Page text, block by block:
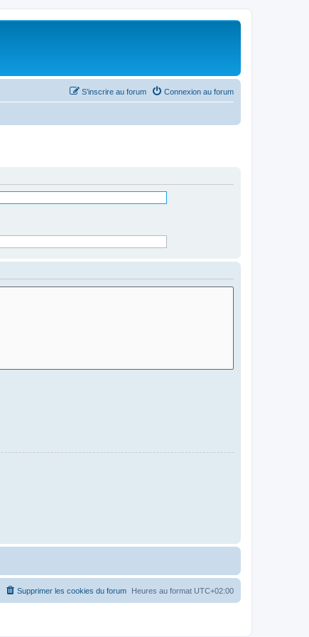
Connexion au forum
S’inscrire au forum
Heures au format UTC+02:00
Supprimer les cookies du forum